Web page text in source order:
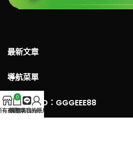
最新文章
導航菜單
LINE 客服ID：GGGEEE88
有商品
0
購物車官方Line
我的賬戶